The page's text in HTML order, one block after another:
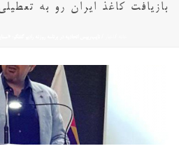
بازیافت کاغذ ایران رو به